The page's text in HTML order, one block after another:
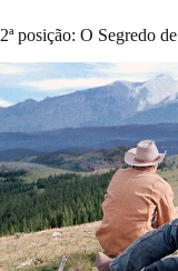
2ªposição: O Segredo